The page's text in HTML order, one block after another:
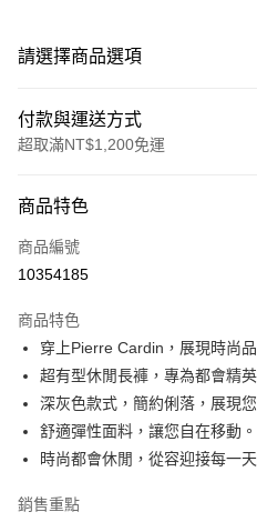
請選擇商品選項
付款與運送方式
超取滿NT$1,200免運
信用卡一次付款
超商取貨付款
Apple Pay
悠遊付
Google Pay
ATM付款
商品特色
商品編號
10354185
商品特色
穿上Pierre Cardin，展現時尚品
超有型休閒長褲，專為都會精英
深灰色款式，簡約俐落，展現
舒適彈性面料，讓您自在移動。
時尚都會休閒，從容迎接每一天
銷售重點